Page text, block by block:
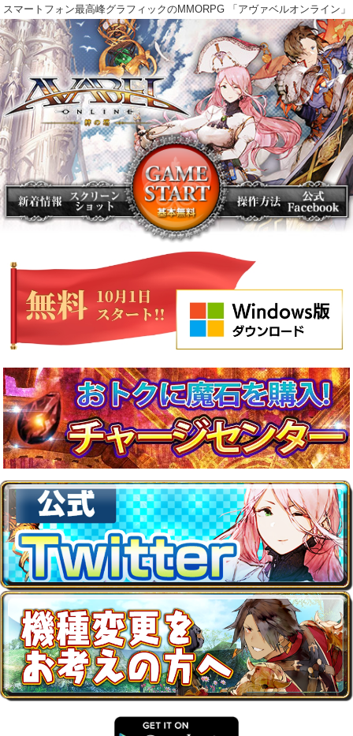
スマートフォン最高峰グラフィックのMMORPG 「アヴァベルオンラ